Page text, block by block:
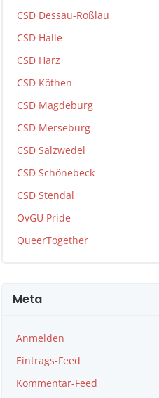
CSD Dessau-Roßlau
CSD Halle
CSD Harz
CSD Köthen
CSD Magdeburg
CSD Merseburg
CSD Salzwedel
CSD Schönebeck
CSD Stendal
OvGU Pride
QueerTogether
Meta
Anmelden
Eintrags-Feed
Kommentar-Feed